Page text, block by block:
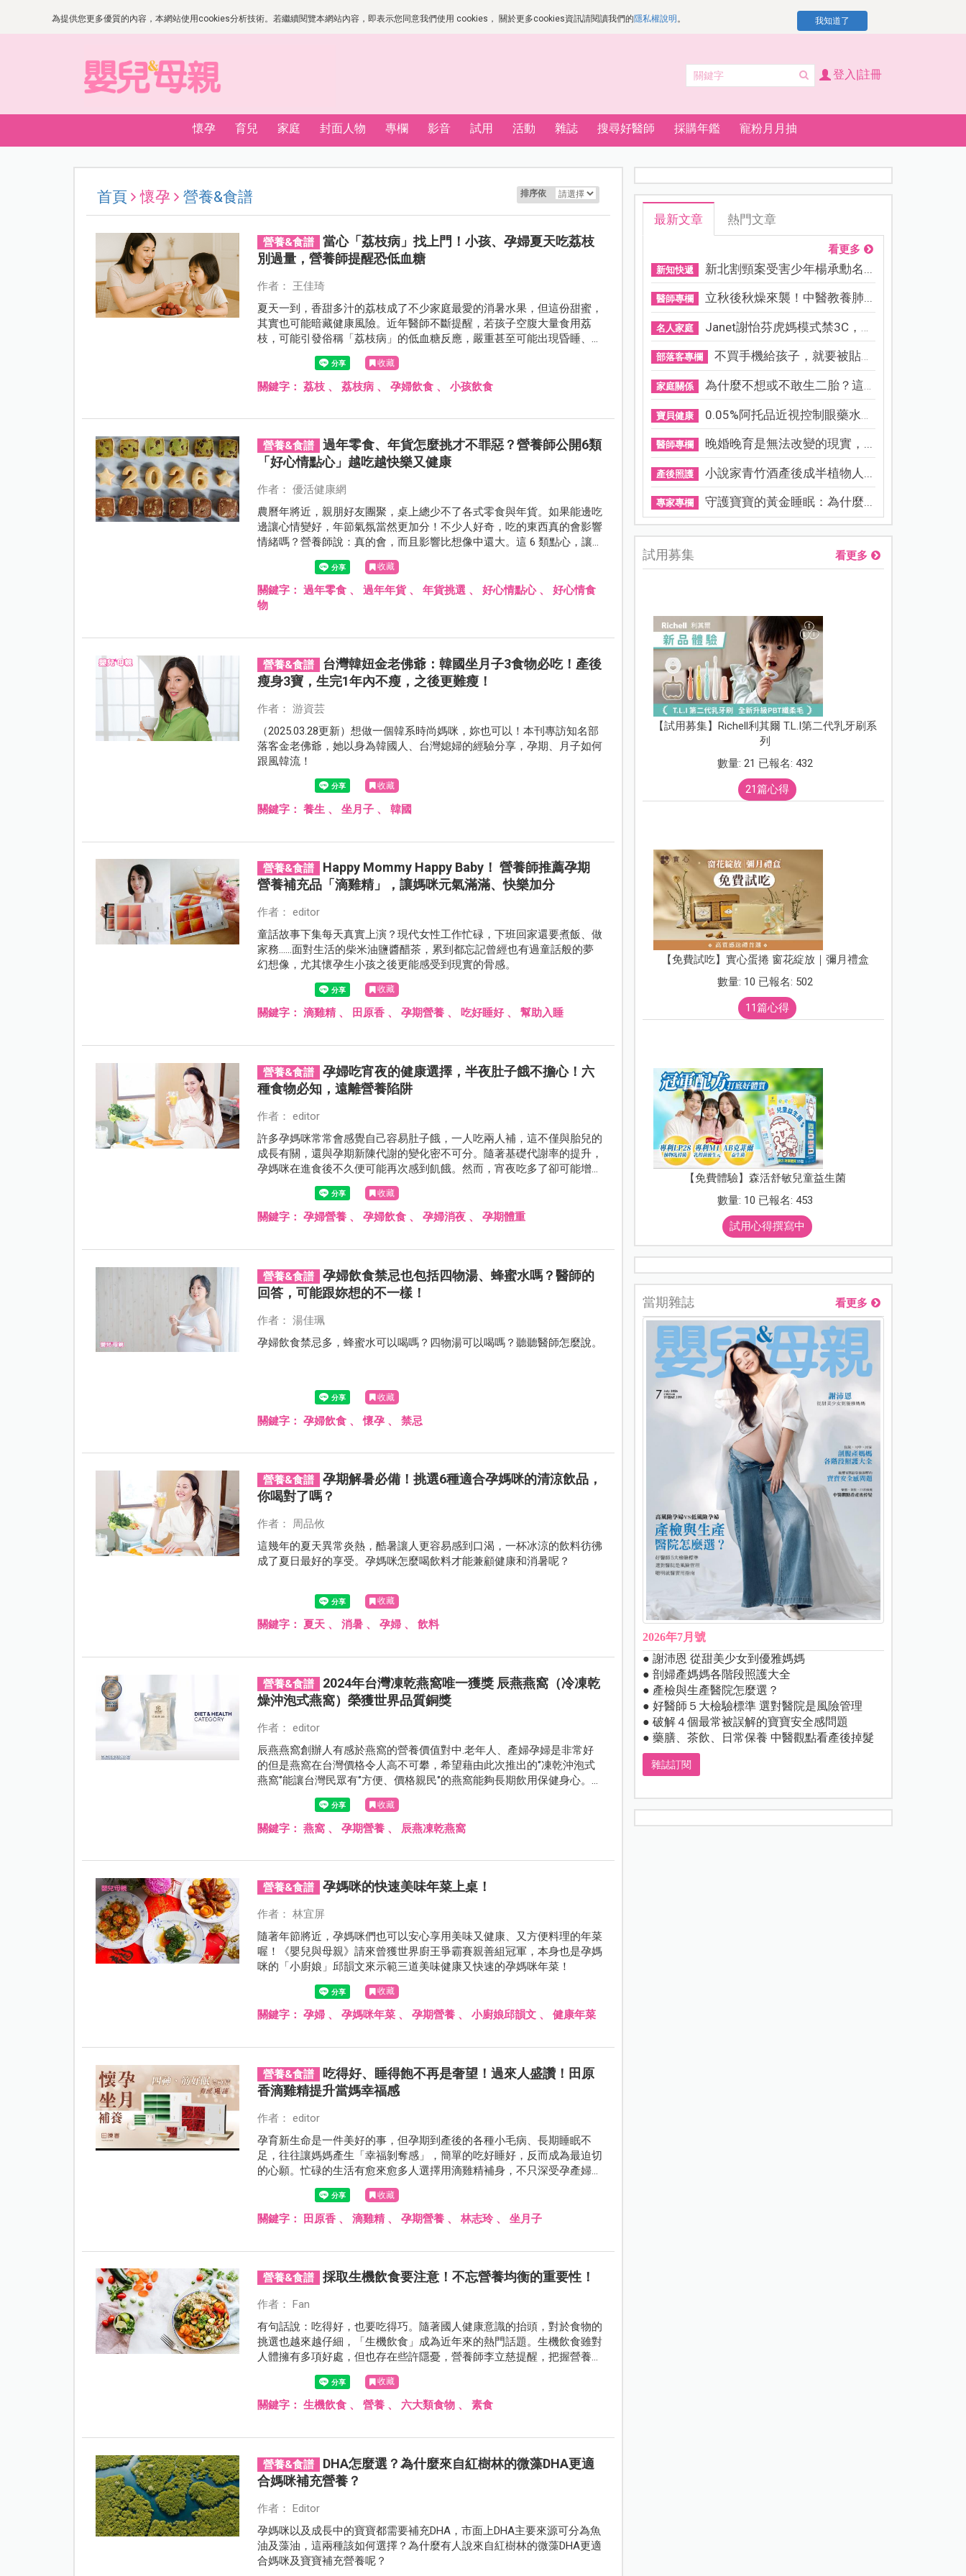
為提供您更多優質的內容，本網站使用cookies分析技術。若繼續閱覽本網站內容，即表示您同意我們使用 cookies， 關於更多cookies資訊請閱讀我們的隱私權說明 。 我知道了
登入|註冊
懷孕 育兒 家庭 封面人物 專欄 影音 試用 活動 雜誌 搜尋好醫師 採購年鑑 寵粉月月抽
首頁 懷孕 營養&食譜 排序依
營養&食譜
當心「荔枝病」找上門！小孩、孕婦夏天吃荔枝
別過量，營養師提醒恐低血糖
作者： 王佳琦
夏天一到，香甜多汁的荔枝成了不少家庭最愛的消暑水果，但這份甜蜜，
其實也可能暗藏健康風險。近年醫師不斷提醒，若孩子空腹大量食用荔
枝，可能引發俗稱「荔枝病」的低血糖反應，嚴重甚至可能出現昏睡、抽
搐等危險症狀。此外，荔枝屬於高糖分、性偏溫熱的水果，孕婦、糖尿病
患者以及體質燥熱的人，如果一次吃太多，也容易出現血糖波動、嘴破、
喉嚨痛等「上火」情況。
收藏
關鍵字：荔枝 、荔枝病 、孕婦飲食 、小孩飲食
營養&食譜
過年零食、年貨怎麼挑才不罪惡？營養師公開6類
「好心情點心」越吃越快樂又健康
作者： 優活健康網
農曆年將近，親朋好友團聚，桌上總少不了各式零食與年貨。如果能邊吃
邊讓心情變好，年節氣氛當然更加分！不少人好奇，吃的東西真的會影響
情緒嗎？營養師說：真的會，而且影響比想像中還大。這 6 類點心，讓
你過年吃得開心也顧健康。
收藏
關鍵字：過年零食 、過年年貨、年貨挑選 、好心情點心、好心情食
物
營養&食譜
台灣韓妞金老佛爺：韓國坐月子3食物必吃！產後
瘦身3寶，生完1年內不瘦，之後更難瘦！
作者： 游資芸
（2025.03.28更新）想做一個韓系時尚媽咪，妳也可以！本刊專訪知名部
落客金老佛爺，她以身為韓國人、台灣媳婦的經驗分享，孕期、月子如何
跟風韓流！
收藏
關鍵字：養生 、坐月子 、韓國
營養&食譜
Happy Mommy Happy Baby！ 營養師推薦孕期
營養補充品「滴雞精」，讓媽咪元氣滿滿、快樂加分
作者： editor
童話故事下集每天真實上演？現代女性工作忙碌，下班回家還要煮飯、做
家務……面對生活的柴米油鹽醬醋茶，累到都忘記曾經也有過童話般的夢
幻想像，尤其懷孕生小孩之後更能感受到現實的骨感。
收藏
關鍵字：滴雞精 、 田原香 、孕期營養 、吃好睡好、幫助入睡
營養&食譜
孕婦吃宵夜的健康選擇，半夜肚子餓不擔心！六
種食物必知，遠離營養陷阱
作者： editor
許多孕媽咪常常會感覺自己容易肚子餓，一人吃兩人補，這不僅與胎兒的
成長有關，還與孕期新陳代謝的變化密不可分。隨著基礎代謝率的提升，
孕媽咪在進食後不久便可能再次感到飢餓。然而，宵夜吃多了卻可能增加
體重，甚至帶來妊娠高血壓、糖尿病等風險。如何在滿足口腹之慾的同時
兼顧健康呢？聽聽營養師怎麼建議！
收藏
關鍵字：孕婦營養 、孕婦飲食 、孕婦消夜 、孕期體重
營養&食譜
孕婦飲食禁忌也包括四物湯、蜂蜜水嗎？醫師的
回答，可能跟妳想的不一樣！
作者： 湯佳珮
孕婦飲食禁忌多，蜂蜜水可以喝嗎？四物湯可以喝嗎？聽聽醫師怎麼說。
收藏
關鍵字：孕婦飲食 、懷孕 、禁忌
營養&食譜
孕期解暑必備！挑選6種適合孕媽咪的清涼飲品，
你喝對了嗎？
作者： 周品攸
這幾年的夏天異常炎熱，酷暑讓人更容易感到口渴，一杯冰涼的飲料彷彿
成了夏日最好的享受。孕媽咪怎麼喝飲料才能兼顧健康和消暑呢？
收藏
關鍵字：夏天 、消暑 、孕婦 、飲料
營養&食譜
2024年台灣凍乾燕窩唯一獲獎 辰燕燕窩（冷凍乾
燥沖泡式燕窩）榮獲世界品質銅獎
作者： editor
辰燕燕窩創辦人有感於燕窩的營養價值對中.老年人、產婦孕婦是非常好
的但是燕窩在台灣價格令人高不可攀，希望藉由此次推出的‘’凍乾沖泡式
燕窩‘’能讓台灣民眾有‘’方便、價格親民‘’的燕窩能夠長期飲用保健身心。辰
燕生產的凍乾燕窩營養價值跟鮮燉燕窩相差無己，更經歐盟檢驗通過，高
品質的燕窩可以讓消費者安心食用。
收藏
關鍵字：燕窩 、孕期營養 、 辰燕凍乾燕窩
營養&食譜 孕媽咪的快速美味年菜上桌！
作者： 林宜屏
隨著年節將近，孕媽咪們也可以安心享用美味又健康、又方便料理的年菜
喔！《嬰兒與母親》請來曾獲世界廚王爭霸賽親善組冠軍，本身也是孕媽
咪的「小廚娘」邱韻文來示範三道美味健康又快速的孕媽咪年菜！
收藏
關鍵字：孕婦 、孕媽咪年菜 、孕期營養 、小廚娘邱韻文 、健康年菜
營養&食譜
吃得好、睡得飽不再是奢望！過來人盛讚！田原
香滴雞精提升當媽幸福感
作者： editor
孕育新生命是一件美好的事，但孕期到產後的各種小毛病、長期睡眠不
足，往往讓媽媽產生「幸福剝奪感」，簡單的吃好睡好，反而成為最迫切
的心願。忙碌的生活有愈來愈多人選擇用滴雞精補身，不只深受孕產婦、
長輩的青睞，就連女神林志玲也是忠實愛用者。滴雞精領導品牌──田原
香，讓一票眾媽咪們實測後愛不釋手，盛讚：「讓我不擔心補充營養會有
負擔」、「連晚上也很好睡，不再半夜醒來」、「讓我照顧寶貝更加有體
收藏
關鍵字： 田原香 、滴雞精 、孕期營養 、林志玲 、坐月子
營養&食譜 採取生機飲食要注意！不忘營養均衡的重要性！
作者： Fan
有句話說：吃得好，也要吃得巧。隨著國人健康意識的抬頭，對於食物的
挑選也越來越仔細，「生機飲食」成為近年來的熱門話題。生機飲食雖對
人體擁有多項好處，但也存在些許隱憂，營養師李立慈提醒，把握營養均
衡之原則，才能讓生機飲食發揮最大功效。
收藏
關鍵字：生機飲食 、營養 、六大類食物 、素食
營養&食譜
DHA怎麼選？為什麼來自紅樹林的微藻DHA更適
合媽咪補充營養？
作者： Editor
孕媽咪以及成長中的寶寶都需要補充DHA，市面上DHA主要來源可分為魚
油及藻油，這兩種該如何選擇？為什麼有人說來自紅樹林的微藻DHA更適
合媽咪及寶寶補充營養呢？
最新文章 熱門文章
看更多
新知快遞 新北割頸案受害少年楊承勳名...
醫師專欄 立秋後秋燥來襲！中醫教養肺...
名人家庭 Janet謝怡芬虎媽模式禁3C，看...
部落客專欄 不買手機給孩子，就要被貼「...
家庭關係 為什麼不想或不敢生二胎？這8...
寶貝健康 0.05%阿托品近視控制眼藥水納...
醫師專欄 晚婚晚育是無法改變的現實，...
產後照護 小說家青竹酒產後成半植物人...
專家專欄 守護寶寶的黃金睡眠：為什麼...
試用募集 看更多
【試用募集】Richell利其爾 T.L.I第二代乳牙刷系
列
數量: 21 已報名: 432
21篇心得
【免費試吃】實心蛋捲 窗花綻放｜彌月禮盒
數量: 10 已報名: 502
11篇心得
【免費體驗】森活舒敏兒童益生菌
數量: 10 已報名: 453
試用心得撰寫中
當期雜誌 看更多
2026年7月號
● 謝沛恩 從甜美少女到優雅媽媽
● 剖婦產媽媽各階段照護大全
● 產檢與生產醫院怎麼選？
● 好醫師５大檢驗標準 選對醫院是風險管理
● 破解４個最常被誤解的寶寶安全感問題
● 藥膳、茶飲、日常保養 中醫觀點看產後掉髮
雜誌訂閱